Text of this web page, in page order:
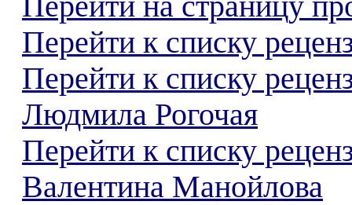
Перейти к списку
Перейти к списку
Людмила Рогочая
Перейти к списку
Валентина Манойлова